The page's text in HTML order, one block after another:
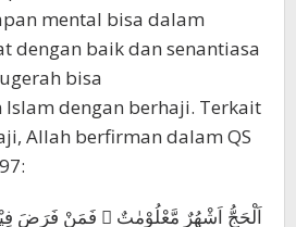
mental bisa dalam
dengan baik dan senantiasa
bisa
dengan berhaji. Terkait
Allah berfirman dalam QS